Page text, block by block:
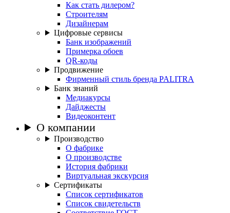
Как стать дилером?
Строителям
Дизайнерам
Цифровые сервисы
Банк изображений
Примерка обоев
QR-коды
Продвижение
Фирменный стиль бренда PALITRA
Банк знаний
Медиакурсы
Дайджесты
Видеоконтент
О компании
Производство
О фабрике
О производстве
История фабрики
Виртуальная экскурсия
Сертификаты
Список сертификатов
Список свидетельств